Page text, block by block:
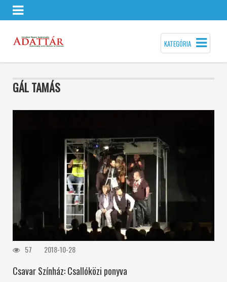
KATEGÓRIA
GÁL TAMÁS
57 2018-10-28
Csavar Színház: Csallóközi ponyva